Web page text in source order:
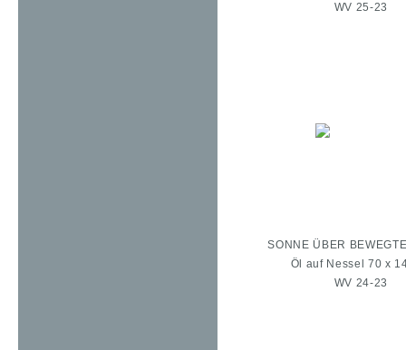
WV 25-23
SONNE ÜBER
Öl auf Nessel 70 x
WV 24-23